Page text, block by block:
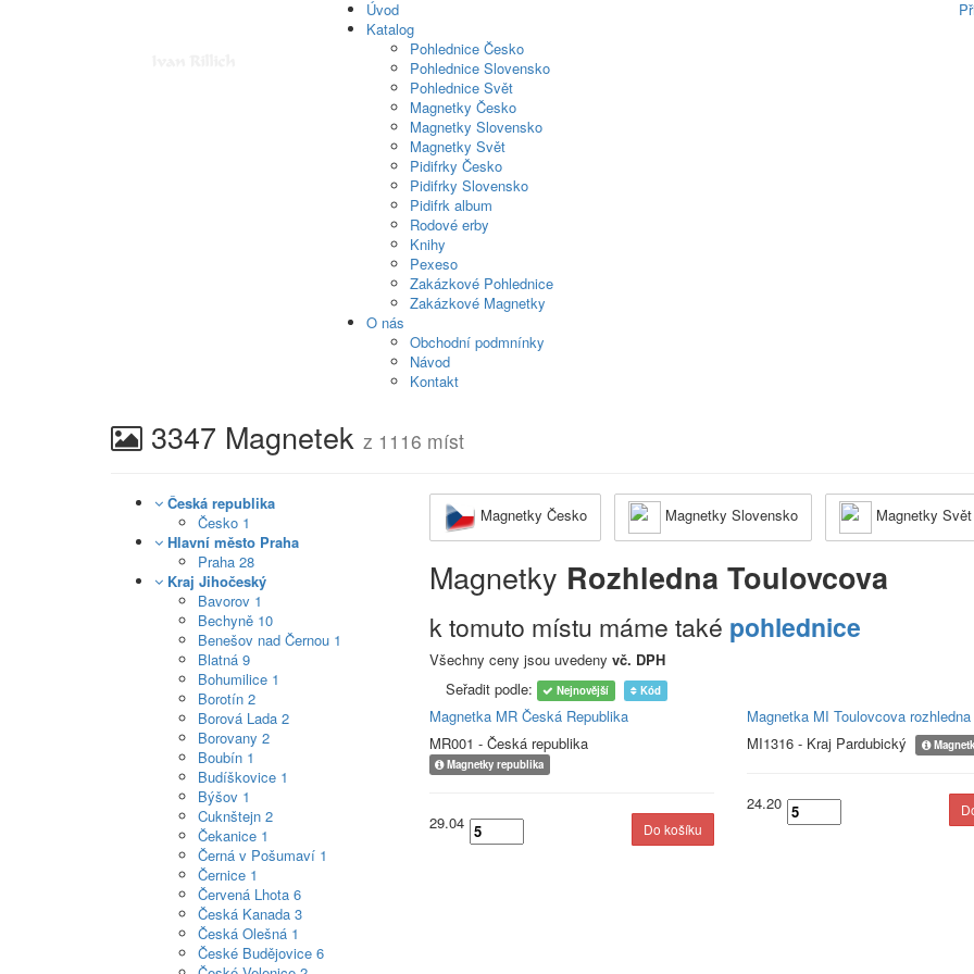
Úvod
Katalog
Pohlednice Česko
Pohlednice Slovensko
Pohlednice Svět
Magnetky Česko
Magnetky Slovensko
Magnetky Svět
Pidifrky Česko
Pidifrky Slovensko
Pidifrk album
Rodové erby
Knihy
Pexeso
Zakázkové Pohlednice
Zakázkové Magnetky
O nás
Obchodní podmnínky
Návod
Kontakt
3347 Magnetek z 1116 míst
Magnetky Česko Magnetky Slovensko Magnetky Svět
Magnetky Rozhledna Toulovcova
k tomuto místu máme také pohlednice
Všechny ceny jsou uvedeny vč. DPH
Seřadit podle:
Nejnovější Kód
Magnetka MR Česká Republika
MR001 - Česká republika
Magnetky republika
29.04
Magnetka MI Toulovcova rozhledna
MI1316 - Kraj Pardubický
24.20
Česká republika
Česko 1
Hlavní město Praha
Praha 28
Kraj Jihočeský
Bavorov 1
Bechyně 10
Benešov nad Černou 1
Blatná 9
Bohumilice 1
Borotín 2
Borová Lada 2
Borovany 2
Boubín 1
Budíškovice 1
Býšov 1
Cuknštejn 2
Čekanice 1
Černá v Pošumaví 1
Černice 1
Červená Lhota 6
Česká Kanada 3
Česká Olešná 1
České Budějovice 6